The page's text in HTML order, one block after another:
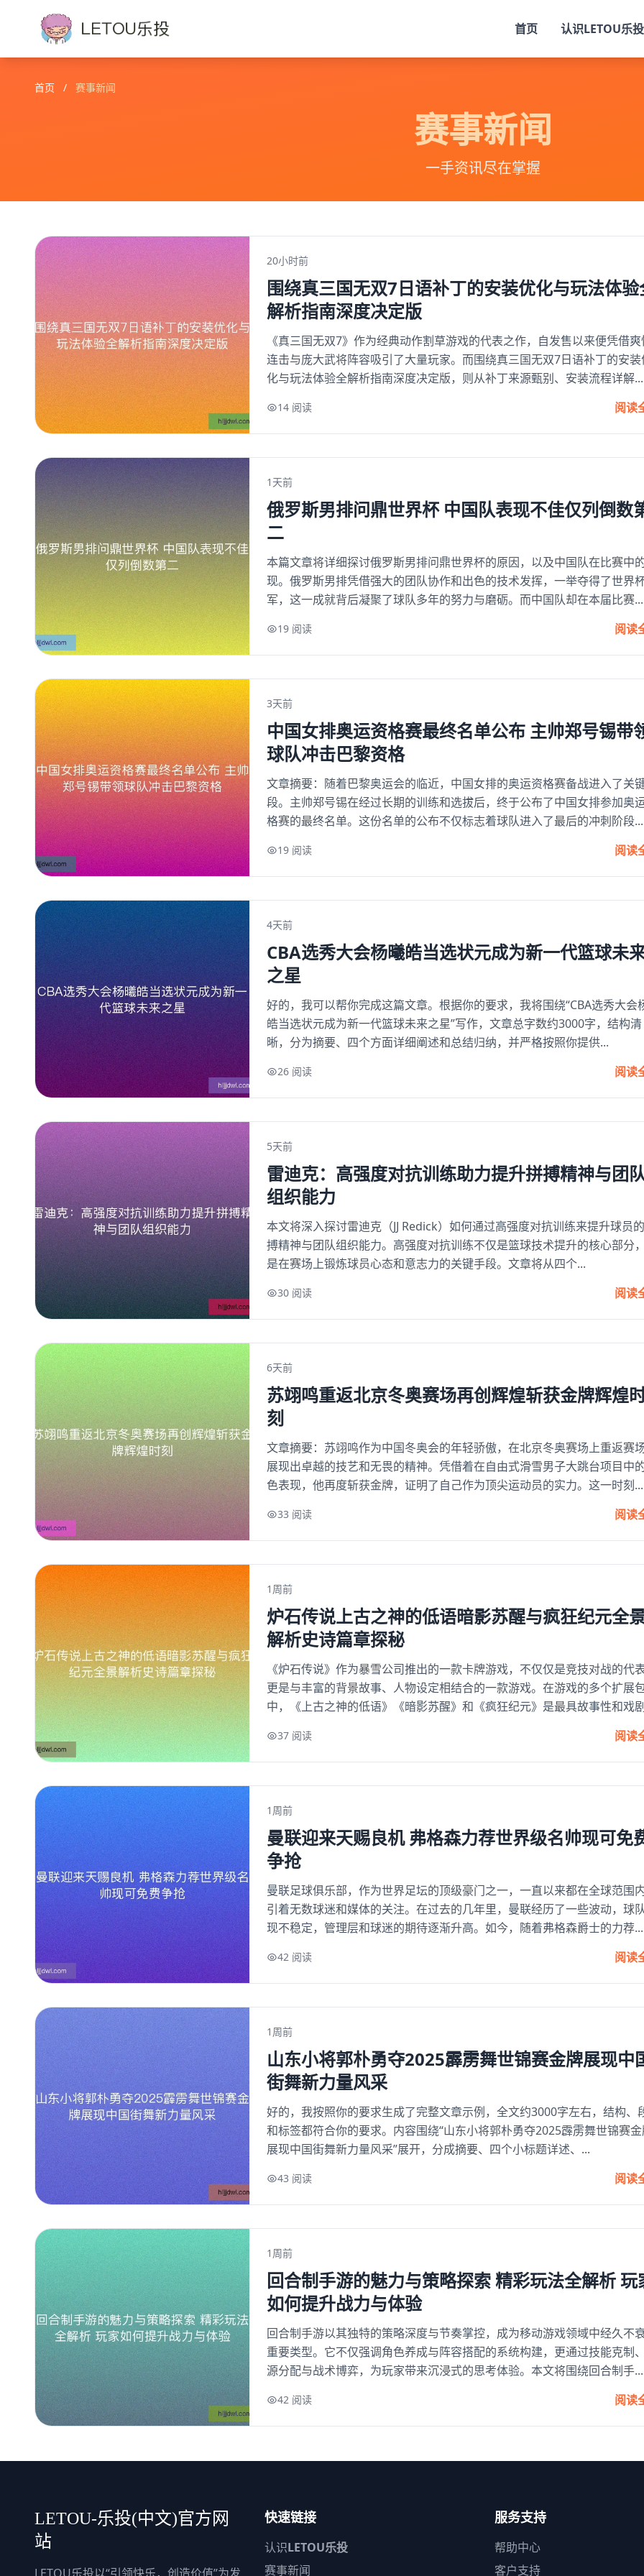
首页 认识LETOU乐投
首页 / 赛事新闻
赛事新闻
一手资讯尽在掌握
20小时前
围绕真三国无双7日语补丁的安装优化与玩法体验
解析指南深度决定版
《真三国无双7》作为经典动作割草游戏的代表之作，自发售以来便凭借
连击与庞大武将阵容吸引了大量玩家。而围绕真三国无双7日语补丁的安装
化与玩法体验全解析指南深度决定版，则从补丁来源甄别、安装流程详解...
14 阅读 阅读
1天前
俄罗斯男排问鼎世界杯 中国队表现不佳仅列倒数
二
本篇文章将详细探讨俄罗斯男排问鼎世界杯的原因，以及中国队在比赛中
现。俄罗斯男排凭借强大的团队协作和出色的技术发挥，一举夺得了世界
军，这一成就背后凝聚了球队多年的努力与磨砺。而中国队却在本届比赛...
19 阅读 阅读
3天前
中国女排奥运资格赛最终名单公布 主帅郑号锡带
球队冲击巴黎资格
文章摘要：随着巴黎奥运会的临近，中国女排的奥运资格赛备战进入了关
段。主帅郑号锡在经过长期的训练和选拔后，终于公布了中国女排参加奥
格赛的最终名单。这份名单的公布不仅标志着球队进入了最后的冲刺阶段...
19 阅读 阅读
4天前
CBA选秀大会杨曦皓当选状元成为新一代篮球未
之星
好的，我可以帮你完成这篇文章。根据你的要求，我将围绕“CBA选秀大会
皓当选状元成为新一代篮球未来之星”写作，文章总字数约3000字，结构清
晰，分为摘要、四个方面详细阐述和总结归纳，并严格按照你提供...
26 阅读 阅读
5天前
雷迪克：高强度对抗训练助力提升拼搏精神与团
组织能力
本文将深入探讨雷迪克（JJ Redick）如何通过高强度对抗训练来提升球员
搏精神与团队组织能力。高强度对抗训练不仅是篮球技术提升的核心部分
是在赛场上锻炼球员心态和意志力的关键手段。文章将从四个...
30 阅读 阅读
6天前
苏翊鸣重返北京冬奥赛场再创辉煌斩获金牌辉煌
刻
文章摘要：苏翊鸣作为中国冬奥会的年轻骄傲，在北京冬奥赛场上重返赛场
展现出卓越的技艺和无畏的精神。凭借着在自由式滑雪男子大跳台项目中
色表现，他再度斩获金牌，证明了自己作为顶尖运动员的实力。这一时刻...
33 阅读 阅读
1周前
炉石传说上古之神的低语暗影苏醒与疯狂纪元全
解析史诗篇章探秘
《炉石传说》作为暴雪公司推出的一款卡牌游戏，不仅仅是竞技对战的代表
更是与丰富的背景故事、人物设定相结合的一款游戏。在游戏的多个扩展
中，《上古之神的低语》《暗影苏醒》和《疯狂纪元》是最具故事性和戏
37 阅读 阅读
1周前
曼联迎来天赐良机 弗格森力荐世界级名帅现可免
争抢
曼联足球俱乐部，作为世界足坛的顶级豪门之一，一直以来都在全球范围
引着无数球迷和媒体的关注。在过去的几年里，曼联经历了一些波动，球
现不稳定，管理层和球迷的期待逐渐升高。如今，随着弗格森爵士的力荐...
42 阅读 阅读
1周前
山东小将郭朴勇夺2025霹雳舞世锦赛金牌展现中
街舞新力量风采
好的，我按照你的要求生成了完整文章示例，全文约3000字左右，结构、
和标签都符合你的要求。内容围绕“山东小将郭朴勇夺2025霹雳舞世锦赛
展现中国街舞新力量风采”展开，分成摘要、四个小标题详述、...
43 阅读 阅读
1周前
回合制手游的魅力与策略探索 精彩玩法全解析 玩
如何提升战力与体验
回合制手游以其独特的策略深度与节奏掌控，成为移动游戏领域中经久不
重要类型。它不仅强调角色养成与阵容搭配的系统构建，更通过技能克制
源分配与战术博弈，为玩家带来沉浸式的思考体验。本文将围绕回合制手...
42 阅读 阅读
LETOU-乐投(中文)官方网
站
快速链接
认识LETOU乐投
赛事新闻
服务支持
帮助中心
客户支持